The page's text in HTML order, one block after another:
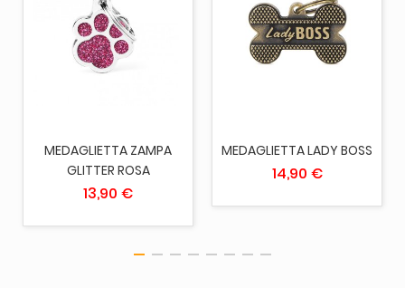
MEDAGLIETTA ZAMPA
GLITTER ROSA
13,90 €
MEDAGLIETTA LADY BOSS
14,90 €